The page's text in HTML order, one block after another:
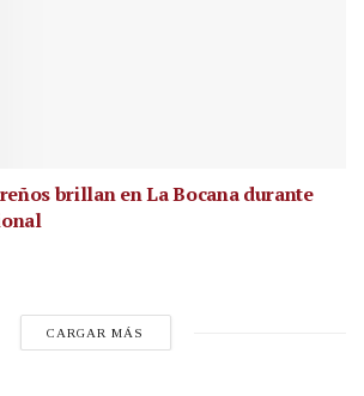
brillan en La Bocana durante
CARGAR MÁS